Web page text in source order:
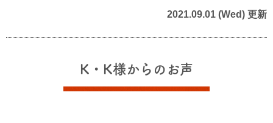
2021.09.01 (Wed) 更新
K・K様からのお声